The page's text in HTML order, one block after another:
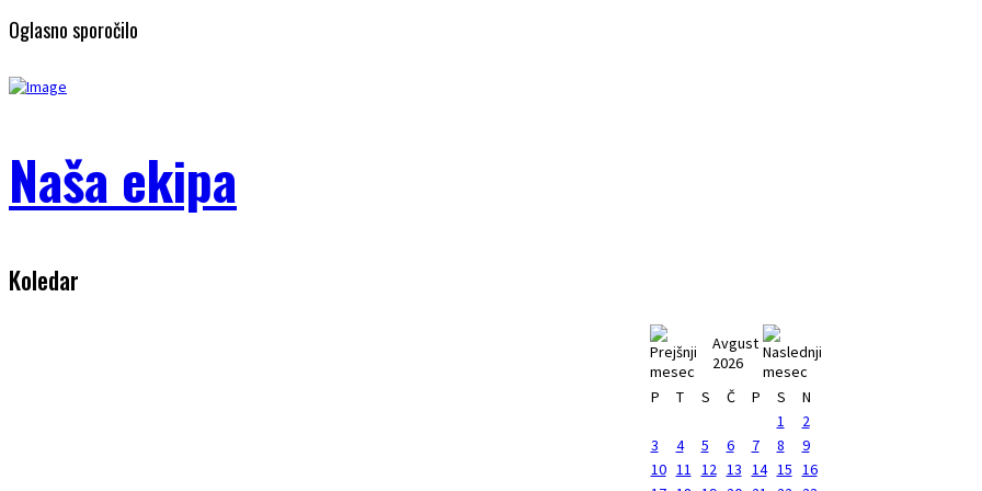
Oglasno sporočilo
Naša ekipa
Koledar
Avgust
2026
P
T S Č P S
N
1
2
3
4 5 6 7 8
9
10 11 12 13 14 15 16